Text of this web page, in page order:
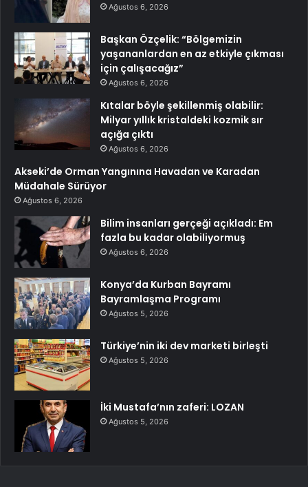
Ağustos 6, 2026
Başkan Özçelik: “Bölgemizin
yaşananlardan en az etkiyle çıkması
için çalışacağız”
Ağustos 6, 2026
Kıtalar böyle şekillenmiş olabilir:
Milyar yıllık kristaldeki kozmik sır
açığa çıktı
Ağustos 6, 2026
Akseki’de Orman Yangınına Havadan ve Karadan
Müdahale Sürüyor
Ağustos 6, 2026
Bilim insanları gerçeği açıkladı: Em
fazla bu kadar olabiliyormuş
Ağustos 6, 2026
Konya’da Kurban Bayramı
Bayramlaşma Programı
Ağustos 5, 2026
Türkiye’nin iki dev marketi birleşti
Ağustos 5, 2026
İki Mustafa’nın zaferi: LOZAN
Ağustos 5, 2026